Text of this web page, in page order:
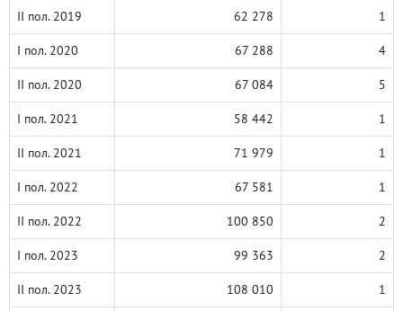
II пол. 2019 62 278 1
I пол. 2020 67 288 4
II пол. 2020 67 084 5
I пол. 2021 58 442 1
II пол. 2021 71 979 1
I пол. 2022 67 581 1
II пол. 2022 100 850 2
I пол. 2023 99 363 2
II пол. 2023 108 010 1